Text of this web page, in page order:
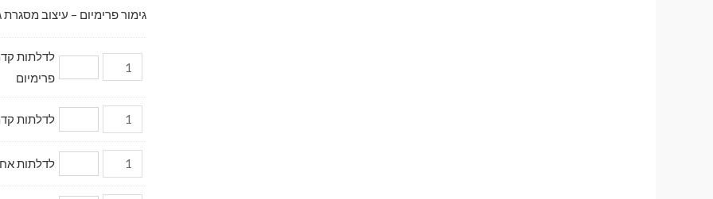
גימור פרימיום – עיצוב מסגרת
פרימיום
לדלתות קדמיות
לדלתות אחוריות (2 יח.)